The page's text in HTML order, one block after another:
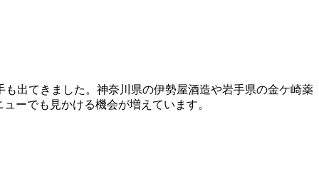
出てきました。神奈川県の伊勢屋酒造や岩手県の金ケ崎薬
ーでも見かける機会が増えています。